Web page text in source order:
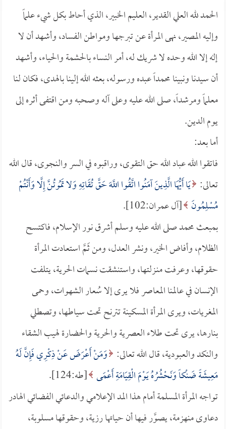
الحمد لله العلي القدير، العليم الخبير، الذي أحاط بكل شيء علماً
وإليه المصير، نهى المرأة عن تبرجها ومواطن الفساد، وأشهد أن لا
إله إلا الله وحده لا شريك له، أمر النساء بالحشمة والحياء، وأشهد
أن سيدنا ونبينا محمداً عبده ورسوله، بعثه الله إلينا بالهدى، فكان لنا
معلماً ومرشداً، صلى الله عليه وعلى آله وصحبه ومن اقتفى أثره إلى
يوم الدين.
أما بعد:
فاتقوا الله عباد الله حق التقوى، وراقبوه في السر والنجوى، قال الله
تعالى: يَا أَيُّهَا الَّذِينَ آمَنُوا اتَّقُوا اللَّهَ حَقَّ تُقَاتِهِ وَلا تَمُوتُنَّ إِلَّا وَأَنْتُمْ
مُسْلِمُونَ [آل عمران:102].
بمبعث محمد صلى الله عليه وسلم أشرق نور الإسلام، فاكتسح
الظلام، وأفاض الخير، ونشر العدل، ومن ثَمَّ استعادت المرأة
حقوقها، وعرفت منـزلتها، واستنشقت نسمات الحرية، يتلفت
الإنسان في عالمنا المعاصر فلا يرى إلا سُعار الشهوات، وحمى
المغريات، ويرى المرأة المسكينة تترنح تحت سياطها، وتصطلي
بنارها، يرى تحت طلاء العصرية والحرية والحضارة لهيب الشقاء
والنكد والعبودية، قال الله تعالى: وَمَنْ أَعْرَضَ عَنْ ذِكْرِي فَإِنَّ لَهُ
مَعِيشَةً ضَنْكاً وَنَحْشُرُهُ يَوْمَ الْقِيَامَةِ أَعْمَى [طه:124].
تواجه المرأة المسلمة أمام هذا المد الإعلامي والدعائي الفضائي الهادر
دعاوى منهزمة، يصوَّر فيها أن حياتها رزية، وحقوقها مسلوبة،